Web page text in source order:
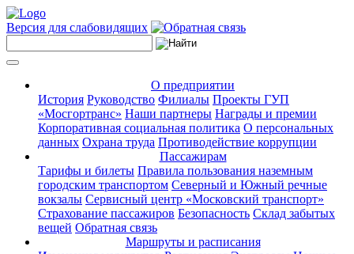
Версия для слабовидящих
О предприятии
История Руководство Филиалы Проекты ГУП
«Мосгортранс» Наши партнеры Награды и премии
Корпоративная социальная политика О персональных
данных Охрана труда Противодействие коррупции
Пассажирам
Тарифы и билеты Правила пользования наземным
городским транспортом Северный и Южный речные
вокзалы Сервисный центр «Московский транспорт»
Страхование пассажиров Безопасность Склад забытых
вещей Обратная связь
Маршруты и расписания